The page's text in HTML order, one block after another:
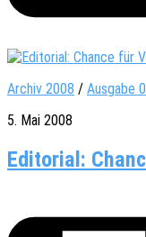
Archiv 2008 / Ausgabe
5. Mai 2008
Editorial: